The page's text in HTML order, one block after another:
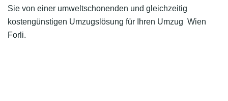
Sie von einer umweltschonenden und gleichzeitig
kostengünstigen Umzugslösung für Ihren Umzug Wien
Forli.